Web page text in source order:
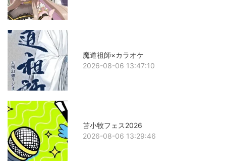
魔道祖師×カラオケ
2026-08-06 13:47:10
苫小牧フェス2026
2026-08-06 13:29:46